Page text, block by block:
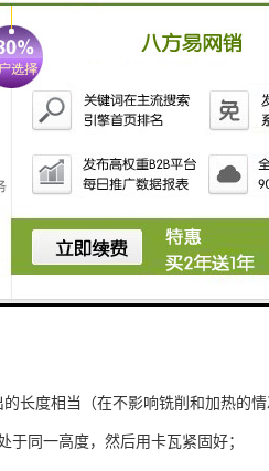
工艺卡各项参数进行操作，
进行适当调整。其具体步骤如下：
心线处于同一高度，并能方便移动；
并试运行；
其表面是否有磕、碰、划伤，如伤
长度相当（在不影响铣削和加热的
同一高度，然后用卡瓦紧固好；